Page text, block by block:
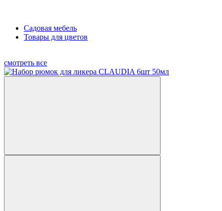
Садовая мебель
Товары для цветов
смотреть все